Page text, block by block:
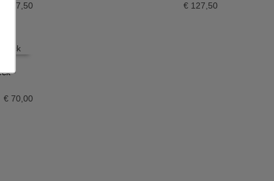
127,50
€ 127,50
€70,00